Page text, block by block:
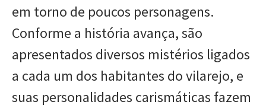
em torno de poucos personagens.
Conforme a história avança, são
apresentados diversos mistérios ligados
a cada um dos habitantes do vilarejo, e
suas personalidades carismáticas fazem